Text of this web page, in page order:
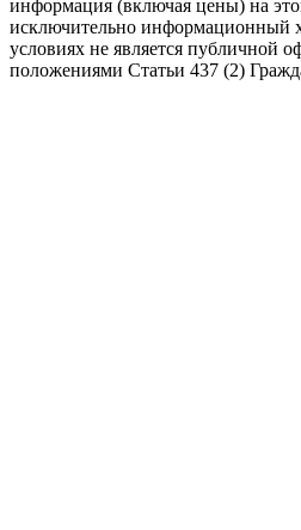
информация (включая цены) на
исключительно информационный
условиях не является публичной
положениями Статьи 437 (2)